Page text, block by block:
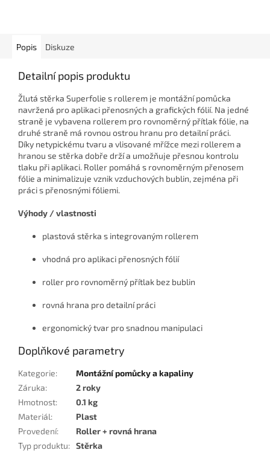
Popis Diskuze
Detailní popis produktu
Žlutá stěrka Superfolie s rollerem je montážní pomůcka
navržená pro aplikaci přenosných a grafických fólií. Na jedné
straně je vybavena rollerem pro rovnoměrný přítlak fólie, na
druhé straně má rovnou ostrou hranu pro detailní práci.
Díky netypickému tvaru a vlisované mřížce mezi rollerem a
hranou se stěrka dobře drží a umožňuje přesnou kontrolu
tlaku při aplikaci. Roller pomáhá s rovnoměrným přenosem
fólie a minimalizuje vznik vzduchových bublin, zejména při
práci s přenosnými fóliemi.
Výhody / vlastnosti
plastová stěrka s integrovaným rollerem
vhodná pro aplikaci přenosných fólií
roller pro rovnoměrný přítlak bez bublin
rovná hrana pro detailní práci
ergonomický tvar pro snadnou manipulaci
Doplňkové parametry
Kategorie:
Montážní pomůcky a kapaliny
Záruka:
2 roky
Hmotnost:
0.1 kg
Materiál:
Plast
Provedení:
Roller + rovná hrana
Typ produktu: Stěrka